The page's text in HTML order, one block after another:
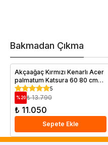
Bakmadan Çıkma
Akçaağaç Kırmızı Kenarlı Acer
palmatum Katsura 60 80 cm
İthal Saksıda5
%20 ₺ 13.790
₺ 11.050
Sepete Ekle